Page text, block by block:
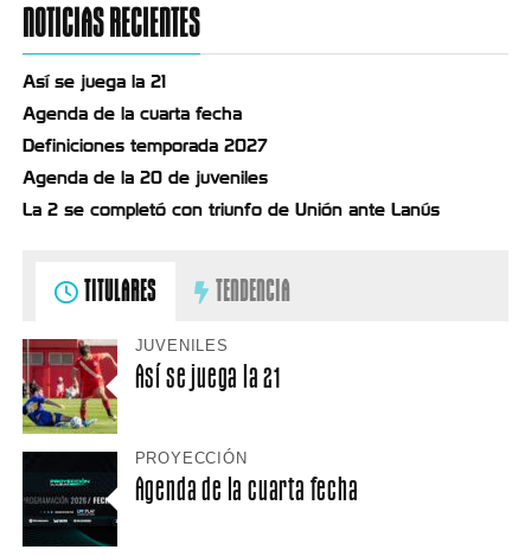
NOTICIAS RECIENTES
Así se juega la 21
Agenda de la cuarta fecha
Definiciones temporada 2027
Agenda de la 20 de juveniles
La 2 se completó con triunfo de Unión ante Lanús
TITULARES TENDENCIA
JUVENILES
Así se juega la 21
PROYECCIÓN
Agenda de la cuarta fecha